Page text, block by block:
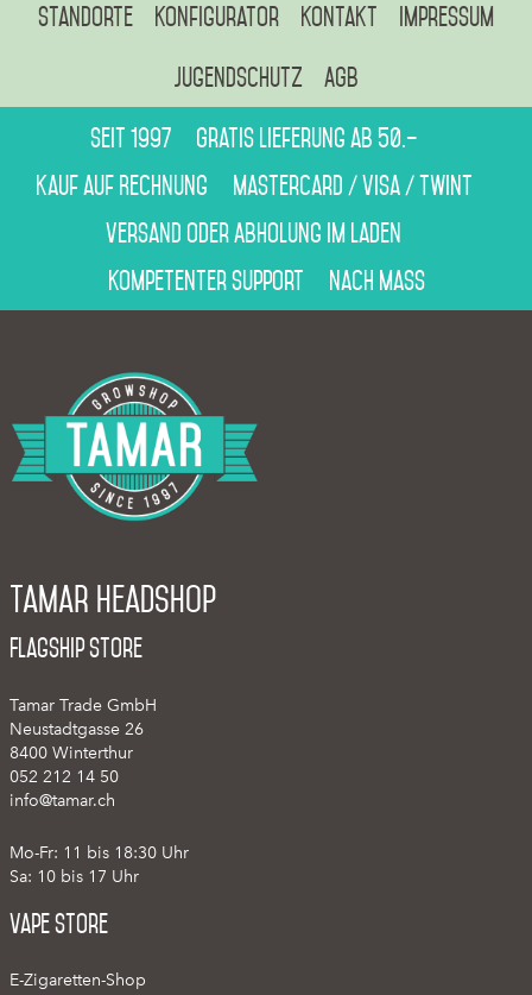
Standorte Konfigurator Kontakt Impressum
Jugendschutz AGB
Seit 1997
Gratis Lieferung ab 50.–
Kauf auf Rechnung
Mastercard / Visa / Twint
Versand oder Abholung im Laden
Kompetenter Support
Nach Mass
Tamar Headshop
Flagship Store
Tamar Trade GmbH
Neustadtgasse 26
8400 Winterthur
052 212 14 50
info@tamar.ch
Mo-Fr: 11 bis 18:30 Uhr
Sa: 10 bis 17 Uhr
Vape Store
E-Zigaretten-Shop